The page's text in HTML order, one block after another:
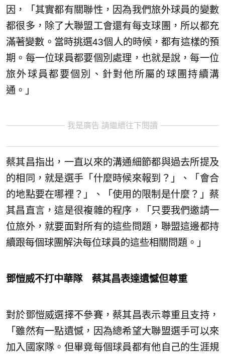
因，「其實都有關聯性，因為我們旅外球員的變數
都很多，除了大聯盟工會還有每支球團，所以都充
滿著變數。當時挑選43個人的時候，都有這樣的預
期。每一位球員都要個別處理，也就是說，每一位
旅外球員都要個別、針對他所屬的球團持續溝
通。」
我是廣告 請繼續往下閱讀
蔡其昌指出，一直以來的溝通細節都與過去所提及
的相同，就是選手「什麼時候來報到？」、「會合
的地點要在哪裡？」、「使用的限制是什麼？」蔡
其昌直言，這是很複雜的程序，「只要我們邀請一
位旅外，就要面對所有的這些問題，聯盟這邊都持
續跟每個球團解決每位球員的這些相關問題。」
鄧愷威不打中華隊 蔡其昌表達遺憾但尊重
對於鄧愷威選擇不參賽，蔡其昌表示尊重且支持，
「雖然有一點遺憾，因為總希望大聯盟選手可以來
加入國家隊。但畢竟每個球員都有他自己的生涯規